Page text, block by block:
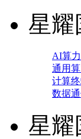
星耀
AI算
通用
计算
数据
星耀